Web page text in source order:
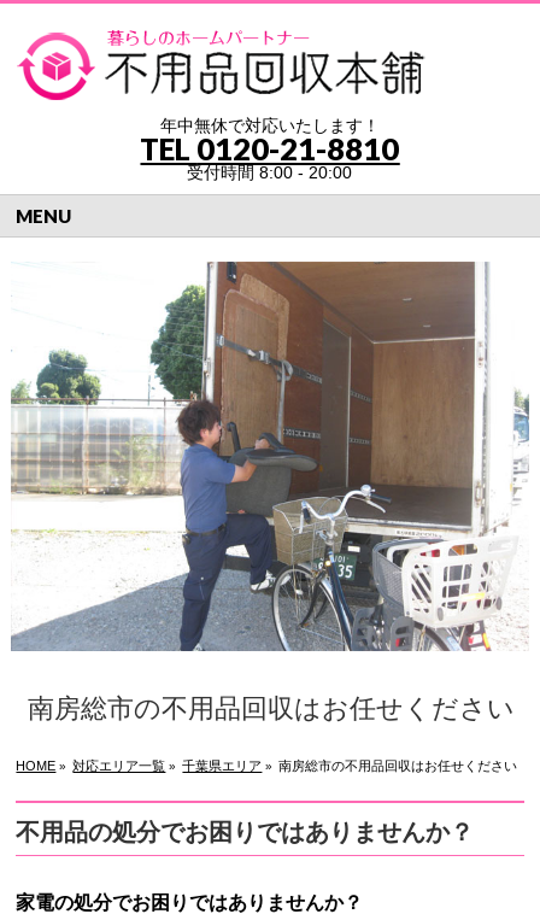
年中無休で対応いたします！
TEL 0120-21-8810
受付時間 8:00 - 20:00
MENU
南房総市の不用品回収はお任せください
HOME » 対応エリア一覧 » 千葉県エリア » 南房総市の不用品回収はお任せください
不用品の処分でお困りではありませんか？
家電の処分でお困りではありませんか？